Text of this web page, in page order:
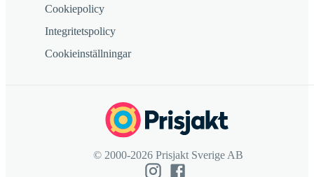
Cookiepolicy
Integritetspolicy
Cookieinställningar
© 2000-2026 Prisjakt Sverige AB